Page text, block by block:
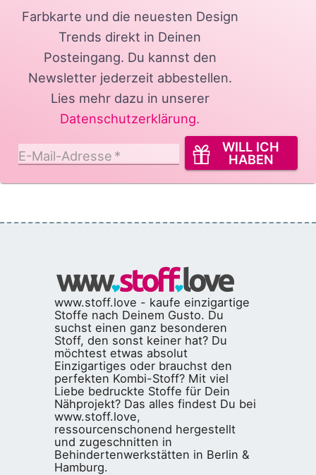
Farbkarte und die neuesten Design
Trends direkt in Deinen
Posteingang. Du kannst den
Newsletter jederzeit abbestellen.
Lies mehr dazu in unserer
Datenschutzerklärung.
E-Mail-Adresse *
WILL ICH
HABEN
www.stoff.love - kaufe einzigartige
Stoffe nach Deinem Gusto. Du
suchst einen ganz besonderen
Stoff, den sonst keiner hat? Du
möchtest etwas absolut
Einzigartiges oder brauchst den
perfekten Kombi-Stoff? Mit viel
Liebe bedruckte Stoffe für Dein
Nähprojekt? Das alles findest Du bei
www.stoff.love,
ressourcenschonend hergestellt
und zugeschnitten in
Behindertenwerkstätten in Berlin &
Hamburg.